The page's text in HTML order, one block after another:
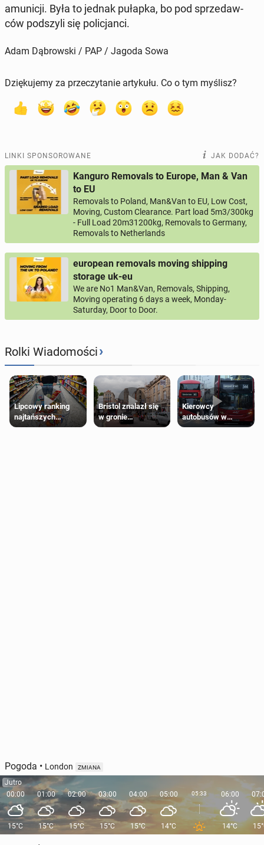
amu­ni­cji. Była to jednak pułapka, bo pod sprze­daw­
ców pod­szy­li się po­li­cjan­ci.
Adam Dąbrowski / PAP / Jagoda Sowa
Dziękujemy za przeczytanie artykułu. Co o tym myślisz?
LINKI SPONSOROWANE JAK DODAĆ?
Kanguro Removals to Europe, Man & Van
to EU
Removals to Poland, Man&Van to EU, Low Cost,
Moving, Custom Clearance. Part load 5m3/300kg
- Full Load 20m31200kg, Removals to Germany,
Removals to Netherlands
european removals moving shipping
storage uk-eu
We are No1 Man&Van, Removals, Shipping,
Moving operating 6 days a week, Monday-
Saturday, Door to Door.
Rolki Wiadomości›
Lipcowy ranking
najtańszych
supermarketów
Bristol znalazł się
w gronie
najlepszych
Kierowcy
autobusów w
Londynie
Pogoda • London ZMIANA
Jutro
00:00
15°C
01:00
15°C
02:00
15°C
03:00
15°C
04:00
15°C
05:00
14°C
05:33 06:00
14°C